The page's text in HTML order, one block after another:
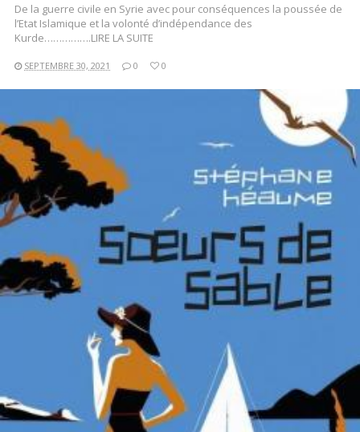
De la guerre civile en Syrie avec pour conséquences la poussée de
l’Etat Islamique et la volonté d’indépendance des
Kurde…………….LIRE LA SUITE
SEPTEMBRE 30, 2021 0 0
LIRE LA SUITE